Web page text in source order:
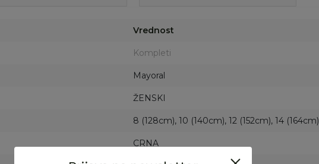
Vrednost
Kompleti
Mayoral
ŽENSKI
8 (128cm), 10 (140cm), 12 (152cm), 14 (164cm)
CRNA